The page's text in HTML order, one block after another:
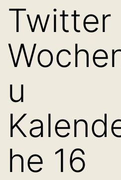
Twitter
u
he 16